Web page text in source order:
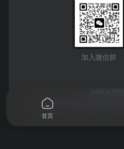
加入微信群
本网站所有数据均受《著作
首页